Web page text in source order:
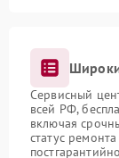
Сервисный
всей РФ,
включая
статус